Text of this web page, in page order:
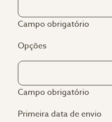
Campo obrigatório
Opções
Campo obrigatório
Primeira data de envio